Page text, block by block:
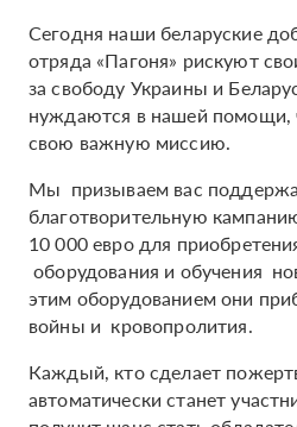
Сегодня наши беларуские
отряда «Пагоня» рискуют
за свободу Украины и
нуждаются в нашей помощи,
свою важную миссию.
Мы призываем вас
благотворительную
10 000 евро для
оборудования и обучения
этим оборудованием они
войны и кровопролития.
Каждый, кто сделает
автоматически станет